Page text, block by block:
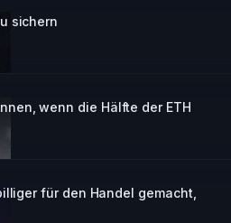
sichern
wenn die Hälfte der ETH
für den Handel gemacht,